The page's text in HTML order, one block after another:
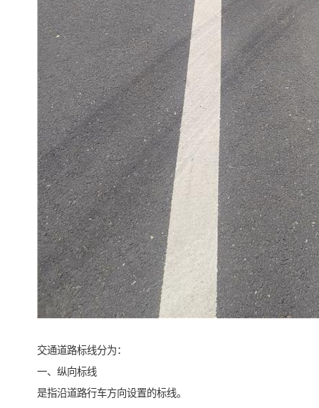
交通道路标线分为：
一、纵向标线
是指沿道路行车方向设置的标线。